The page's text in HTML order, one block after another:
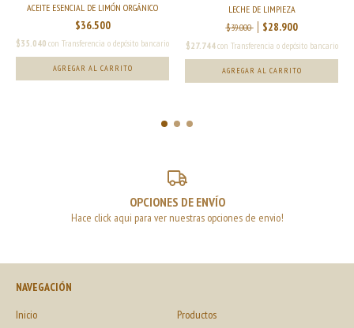
ACEITE ESENCIAL DE LIMÓN ORGÁNICO
$36.500
$35.040 con Transferencia o depósito bancario
LECHE DE LIMPIEZA
$39.000
$28.900
$27.744con Transferencia o depósito bancario
AGREGAR AL CARRITO
OPCIONES DE ENVÍO
Hace click aqui para ver nuestras opciones de envio!
NAVEGACIÓN
Inicio
Productos